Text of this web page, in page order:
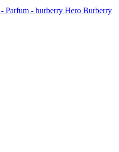
Parfum - burberry Hero Burberry